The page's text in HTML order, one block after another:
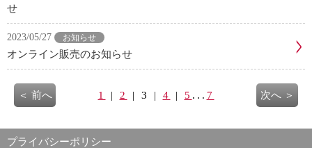
せ
2023/05/27 お知らせ
オンライン販売のお知らせ
＜ 前へ 1 | 2 | 3 | 4 | 5 ... 7 次へ ＞
プライバシーポリシー